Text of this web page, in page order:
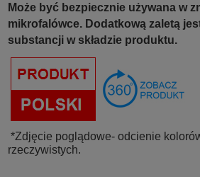
Może być bezpiecznie używana w
mikrofalówce. Dodatkową zaletą
substancji w składzie produktu.
*Zdjęcie poglądowe- odcienie
rzeczywistych.